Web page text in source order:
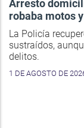
Arresto
robaba motos
La Policía
sustraídos,
delitos.
1 DE AGOSTO DE